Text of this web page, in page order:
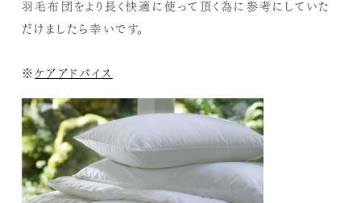
羽毛布団をより長く快適に使って頂く為に参考にしていた
だけましたら幸いです。
※ ケアアドバイス